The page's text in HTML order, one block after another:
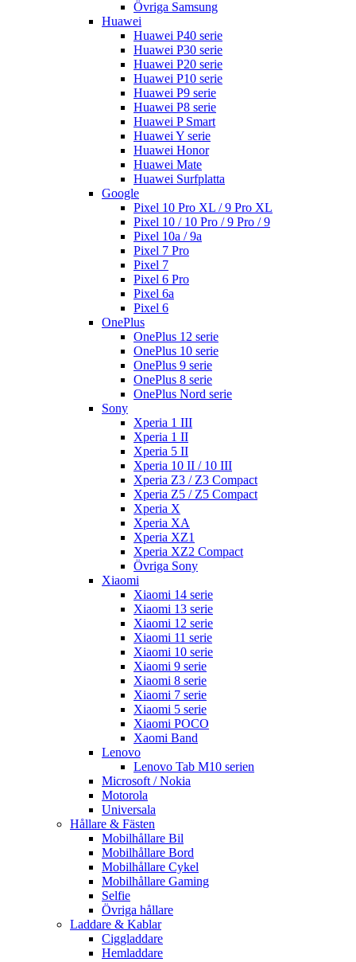
Övriga Samsung
Huawei
Huawei P40 serie
Huawei P30 serie
Huawei P20 serie
Huawei P10 serie
Huawei P9 serie
Huawei P8 serie
Huawei P Smart
Huawei Y serie
Huawei Honor
Huawei Mate
Huawei Surfplatta
Google
Pixel 10 Pro XL / 9 Pro XL
Pixel 10 / 10 Pro / 9 Pro / 9
Pixel 10a / 9a
Pixel 7 Pro
Pixel 7
Pixel 6 Pro
Pixel 6a
Pixel 6
OnePlus
OnePlus 12 serie
OnePlus 10 serie
OnePlus 9 serie
OnePlus 8 serie
OnePlus Nord serie
Sony
Xperia 1 III
Xperia 1 II
Xperia 5 II
Xperia 10 II / 10 III
Xperia Z3 / Z3 Compact
Xperia Z5 / Z5 Compact
Xperia X
Xperia XA
Xperia XZ1
Xperia XZ2 Compact
Övriga Sony
Xiaomi
Xiaomi 14 serie
Xiaomi 13 serie
Xiaomi 12 serie
Xiaomi 11 serie
Xiaomi 10 serie
Xiaomi 9 serie
Xiaomi 8 serie
Xiaomi 7 serie
Xiaomi 5 serie
Xiaomi POCO
Xaomi Band
Lenovo
Lenovo Tab M10 serien
Microsoft / Nokia
Motorola
Universala
Hållare & Fästen
Mobilhållare Bil
Mobilhållare Bord
Mobilhållare Cykel
Mobilhållare Gaming
Selfie
Övriga hållare
Laddare & Kablar
Ciggladdare
Hemladdare